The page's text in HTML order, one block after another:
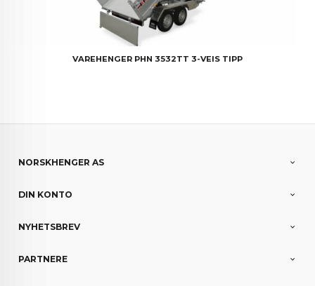
VAREHENGER PHN 3532TT 3-VEIS TIPP
NORSKHENGER AS
DIN KONTO
NYHETSBREV
PARTNERE